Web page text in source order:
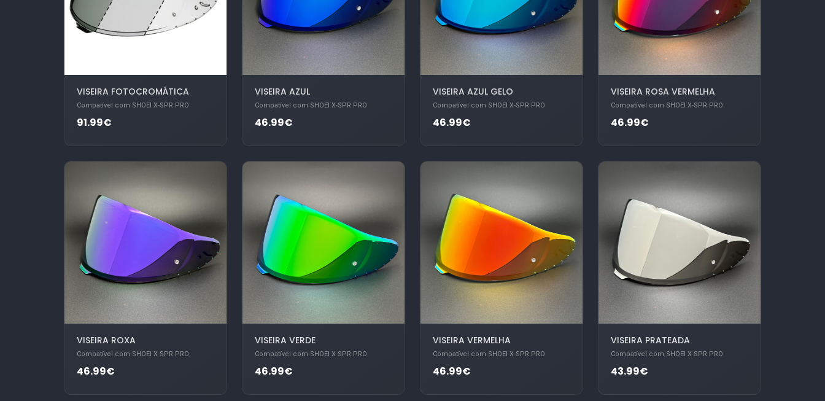
VISEIRA FOTOCROMÁTICA
Compatível com SHOEI X-SPR PRO
91.99€
VISEIRA AZUL
Compatível com SHOEI X-SPR PRO
46.99€
VISEIRA AZUL GELO
Compatível com SHOEI X-SPR PRO
46.99€
VISEIRA ROSA VERMELHA
Compatível com SHOEI X-SPR PRO
46.99€
VISEIRA ROXA
Compatível com SHOEI X-SPR PRO
46.99€
VISEIRA VERDE
Compatível com SHOEI X-SPR PRO
46.99€
VISEIRA VERMELHA
Compatível com SHOEI X-SPR PRO
46.99€
VISEIRA PRATEADA
Compatível com SHOEI X-SPR PRO
43.99€